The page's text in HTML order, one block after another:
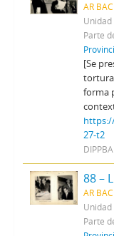
AR
Parte
[Se
forma
27-t2
DIPPBA
AR
Parte